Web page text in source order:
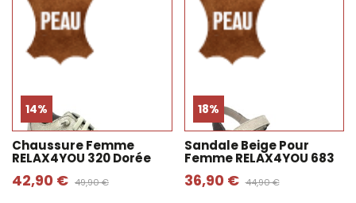
14%
Chaussure Femme
RELAX4YOU 320 Dorée
42,90 € 49,90 €
18%
Sandale Beige Pour
Femme RELAX4YOU 683
36,90 € 44,90 €